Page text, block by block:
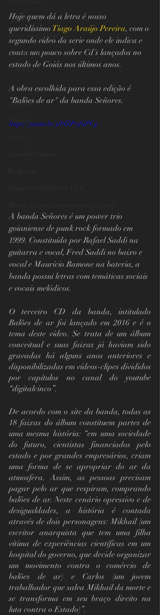
#saraus
#toca-no-crimeia
#literatura
#crimeia
#teatro
#cinema
#musica
Hoje quem dá a letra é nosso
queridíssimo Tiago Araújo Pereira, com o
segundo vídeo da serie onde ele indica e
conta um pouco sobre Cd´s lançados no
estado de Goiás nos últimos anos.
A obra escolhida para essa edição é
"Balões de ar" da banda Señores.
https://youtu.be/y9SZPxfuPCg
A banda Señores é um power trio
goianiense de punk rock formado em
1999. Constituída por Rafael Saddi na
guitarra e vocal, Fred Saddi no baixo e
vocal e Maurício Ramone na bateria, a
banda possui letras com temáticas sociais
e vocais melódicos.
O terceiro CD da banda, intitulado
Balões de ar foi lançado em 2016 e é o
tema deste vídeo. Se trata de um álbum
conceitual e suas faixas já haviam sido
gravadas há alguns anos anteriores e
disponibilizadas em vídeos-clipes divididos
por capítulos no canal do youtube
“digitalcinco”.
De acordo com o site da banda, todas as
18 faixas do álbum constituem partes de
uma mesma história: “em uma sociedade
do futuro, cientistas financiados pelo
estado e por grandes empresários, criam
uma forma de se apropriar do ar da
atmosfera. Assim, as pessoas precisam
pagar pelo ar que respiram, comprando
balões de ar. Neste cenário opressivo e de
desigualdades, a história é contada
através de dois personagens: Mikhail (um
escritor anarquista que tem uma filha
vítima de experiências científicas em um
hospital do governo, que decide organizar
um movimento contra o comércio de
balões de ar) e Carlos (um jovem
trabalhador que salva Mikhail da morte e
se transforma em seu braço direito na
luta contra o Estado)”.